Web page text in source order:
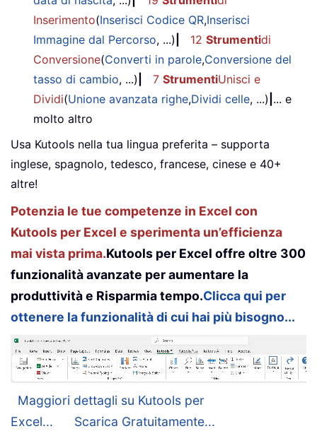
Inserimento(Inserisci Codice QR,Inserisci
Immagine dal Percorso, ...) 12 Strumentidi
Conversione(Converti in parole,Conversione del
tasso di cambio, ...) 7 StrumentiUnisci e
Dividi(Unione avanzata righe,Dividi celle, ...) ... e
molto altro
Usa Kutools nella tua lingua preferita – supporta
inglese, spagnolo, tedesco, francese, cinese e 40+
altre!
Potenzia le tue competenze in Excel con
Kutools per Excel e sperimenta un’efficienza
mai vista prima.Kutools per Excel offre oltre 300
funzionalità avanzate per aumentare la
produttività e Risparmia tempo.Clicca qui per
ottenere la funzionalità di cui hai più bisogno...
Maggiori dettagli su Kutools per
Excel...
Scarica Gratuitamente...